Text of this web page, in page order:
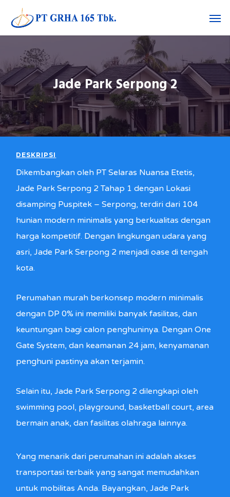
content
Jade Park Serpong 2
DESKRIPSI
Dikembangkan oleh PT Selaras Nuansa Etetis,
Jade Park Serpong 2 Tahap 1 dengan Lokasi
disamping Puspitek – Serpong, terdiri dari 104
hunian modern minimalis yang berkualitas dengan
harga kompetitif. Dengan lingkungan udara yang
asri, Jade Park Serpong 2 menjadi oase di tengah
kota.
Perumahan murah berkonsep modern minimalis
dengan DP 0% ini memiliki banyak fasilitas, dan
keuntungan bagi calon penghuninya. Dengan One
Gate System, dan keamanan 24 jam, kenyamanan
penghuni pastinya akan terjamin.
Selain itu, Jade Park Serpong 2 dilengkapi oleh
swimming pool, playground, basketball court, area
bermain anak, dan fasilitas olahraga lainnya.
Yang menarik dari perumahan ini adalah akses
transportasi terbaik yang sangat memudahkan
untuk mobilitas Anda. Bayangkan, Jade Park